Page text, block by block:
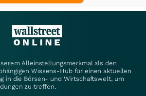
Alleinstellungsmerkmal als den
Wissens-Hub für einen aktuellen
in die Börsen- und Wirtschaftswelt, um
zu treffen.